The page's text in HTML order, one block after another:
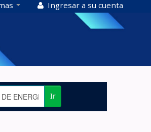
Ingresar a su cuenta
Ir